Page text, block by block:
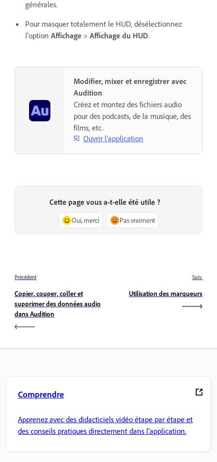
générales.
Pour masquer totalement le HUD, désélectionnez
l’option Affichage > Affichage du HUD.
Modifier, mixer et enregistrer avec
Audition
Créez et montez des fichiers audio
pour des podcasts, de la musique, des
films, etc.
Ouvrir l’application
Cette page vous a-t-elle été utile ?
Oui, merci Pas vraiment
Précédent
Copier, couper, coller et
supprimer des données audio
dans Audition
Suiv.
Utilisation des marqueurs
Comprendre
Apprenez avec des didacticiels vidéo étape par étape et
des conseils pratiques directement dans l’application.